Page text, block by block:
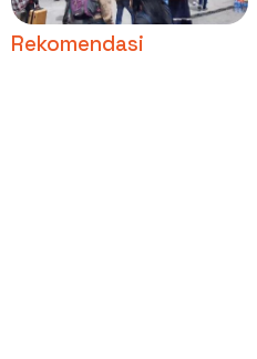
Rekomendasi